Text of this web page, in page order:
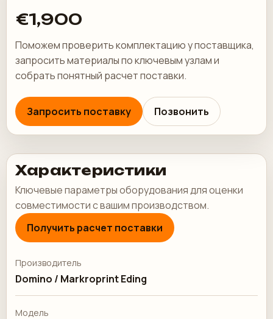
€1,900
Поможем проверить комплектацию у поставщика,
запросить материалы по ключевым узлам и
собрать понятный расчет поставки.
Запросить поставку Позвонить
Характеристики
Ключевые параметры оборудования для оценки
совместимости с вашим производством.
Получить расчет поставки
Производитель
Domino / Markroprint Eding
Модель